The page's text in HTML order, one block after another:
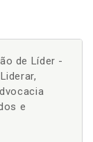
de Líder -
e